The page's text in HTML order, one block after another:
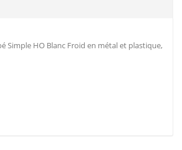
Simple HO Blanc Froid en métal et plastique,